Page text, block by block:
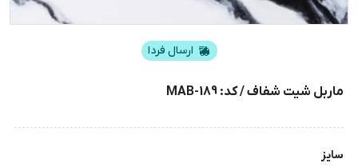
ارسال فردا
ماربل شیت شفاف / کد: MAB-189
سایز